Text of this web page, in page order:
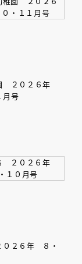
２０２６年
月号
２６年 ８・